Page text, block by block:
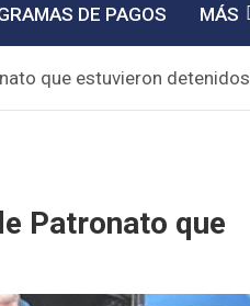
DE PAGOS MÁS
que estuvieron detenidos
Patronato que